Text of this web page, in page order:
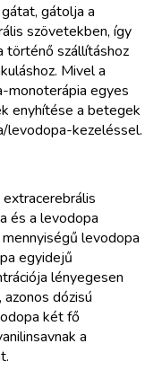
gátolja a
szövetekben, így
történő szállításhoz
Mivel a
monoterápia egyes
enyhítése a betegek
levodopa-kezeléssel.
és a levodopa
levodopa
egyidejű
lényegesen
dózisú
két fő
a